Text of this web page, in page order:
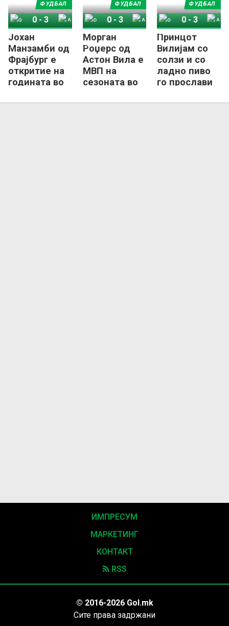
Јохан
Манзамби од
Фрајбург е
откритие на
годината во
ФУДБАЛ
Фрајбург
0 -3
Морган
Роџерс од
Астон Вила е
МВП на
сезоната во
ФУДБАЛ
Фрајбург
0- 3
Принцот
Вилијам со
солзи и со
ладно пиво
го прослави
Астон Вила
ФУДБАЛ
Фрајбург
0- 3
ИМПРЕСУМ
МАРКЕТИНГ
КОНТАКТ
RSS
© 2016-2026 Gol.mk
Сите права задржани